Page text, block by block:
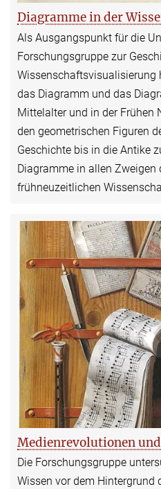
Diagramme in der
Als Ausgangspunkt für die
Forschungsgruppe zur
Wissenschaftsvisualisierung
das Diagramm und das
Mittelalter und in der Frühen
den geometrischen Figuren
Geschichte bis in die Antike
Diagramme in allen
frühneuzeitlichen
Medienrevolutionen
Die Forschungsgruppe
Wissen vor dem Hintergrund